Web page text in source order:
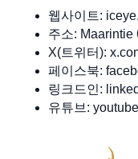
웹사이트:
주소: Maarintie
X(트위터):
페이스북:
링크드인:
유튜브: